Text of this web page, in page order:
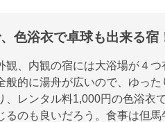
色浴衣で卓球も出来る宿
観、内観の宿には大浴場が４
般的に湯舟が広いので、ゆっ
、レンタル料1,000円の色浴衣
るのも良いだろう。食事は但